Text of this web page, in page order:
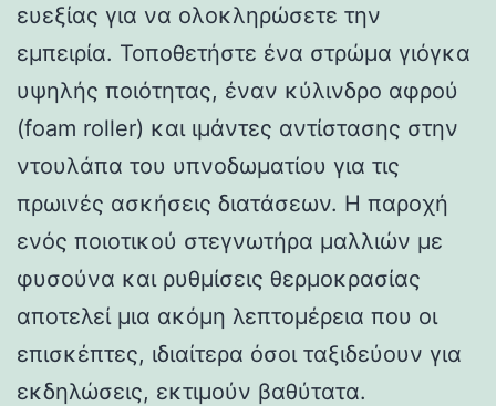
ευεξίας για να ολοκληρώσετε την
εμπειρία. Τοποθετήστε ένα στρώμα γιόγκα
υψηλής ποιότητας, έναν κύλινδρο αφρού
(foam roller) και ιμάντες αντίστασης στην
ντουλάπα του υπνοδωματίου για τις
πρωινές ασκήσεις διατάσεων. Η παροχή
ενός ποιοτικού στεγνωτήρα μαλλιών με
φυσούνα και ρυθμίσεις θερμοκρασίας
αποτελεί μια ακόμη λεπτομέρεια που οι
επισκέπτες, ιδιαίτερα όσοι ταξιδεύουν για
εκδηλώσεις, εκτιμούν βαθύτατα.